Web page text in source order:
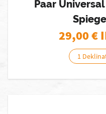
Paar
29,00€
1